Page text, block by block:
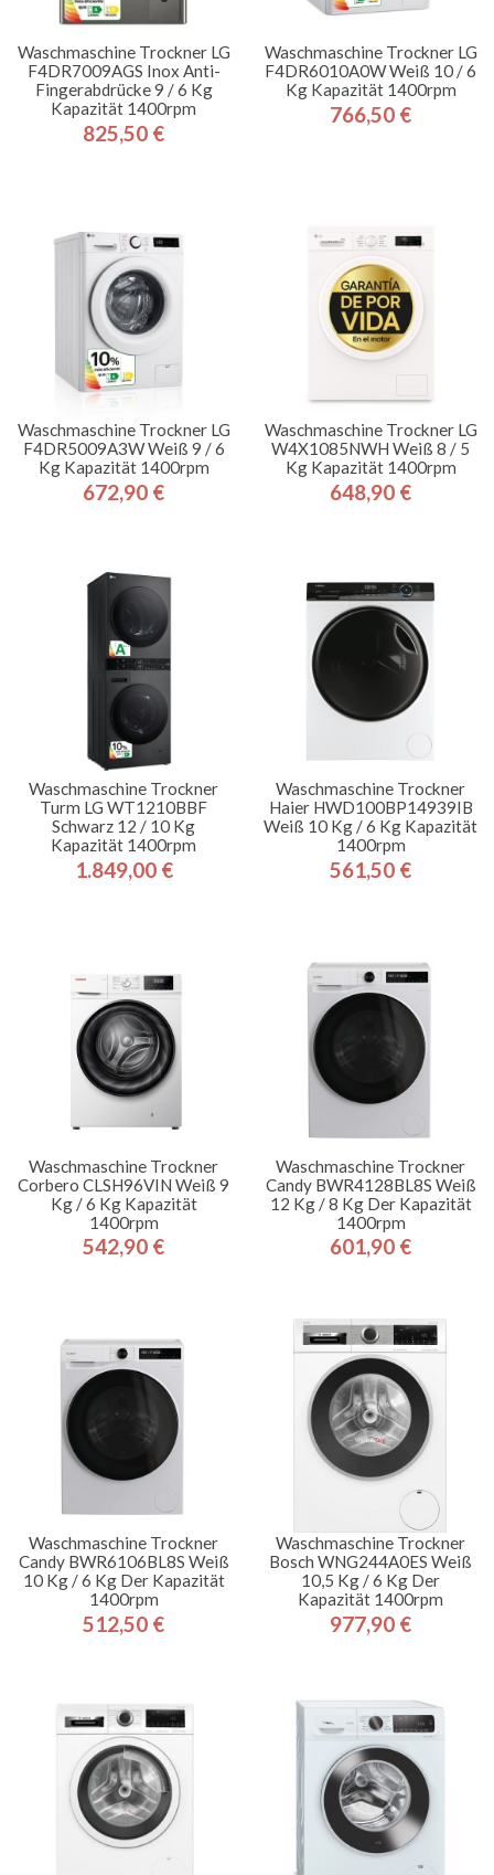
Waschmaschine Trockner LG
F4DR7009AGS Inox Anti-
Fingerabdrücke 9 / 6 Kg
Kapazität 1400rpm
Preis
825,50 €
Waschmaschine Trockner LG
F4DR6010A0W Weiß 10 / 6
Kg Kapazität 1400rpm
Preis
766,50 €
Waschmaschine Trockner LG
F4DR5009A3W Weiß 9 / 6
Kg Kapazität 1400rpm
Preis
672,90 €
Waschmaschine Trockner LG
W4X1085NWH Weiß 8 / 5
Kg Kapazität 1400rpm
Preis
648,90 €
Waschmaschine Trockner
Turm LG WT1210BBF
Schwarz 12 / 10 Kg
Kapazität 1400rpm
Preis
1.849,00 €
Waschmaschine Trockner
Haier HWD100BP14939IB
Weiß 10 Kg / 6 Kg Kapazität
1400rpm
Preis
561,50 €
Waschmaschine Trockner
Corbero CLSH96VIN Weiß 9
Kg / 6 Kg Kapazität
1400rpm
Preis
542,90 €
Waschmaschine Trockner
Candy BWR4128BL8S Weiß
12 Kg / 8 Kg Der Kapazität
1400rpm
Preis
601,90 €
Waschmaschine Trockner
Candy BWR6106BL8S Weiß
10 Kg / 6 Kg Der Kapazität
1400rpm
Preis
512,50 €
Waschmaschine Trockner
Bosch WNG244A0ES Weiß
10,5 Kg / 6 Kg Der
Kapazität 1400rpm
Preis
977,90 €